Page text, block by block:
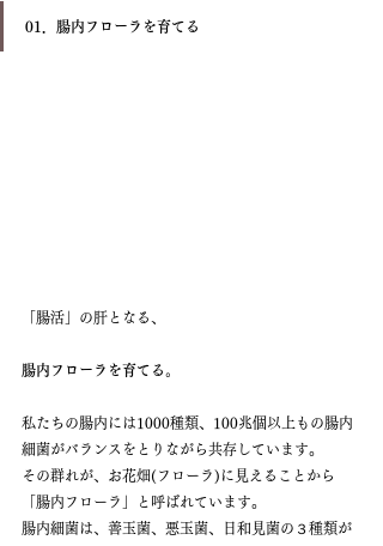
01．腸内フローラを育てる
「腸活」の肝となる、
腸内フローラを育てる。
私たちの腸内には1000種類、100兆個以上もの腸内
細菌がバランスをとりながら共存しています。
その群れが、お花畑(フローラ)に見えることから
「腸内フローラ」と呼ばれています。
腸内細菌は、善玉菌、悪玉菌、日和見菌の３種類が